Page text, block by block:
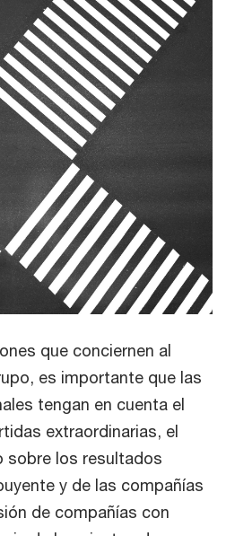
que conciernen al
es importante que las
tengan en cuenta el
extraordinarias, el
sobre los resultados
y de las compañías
de compañías con